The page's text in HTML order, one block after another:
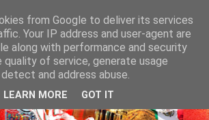
from Google to deliver its services
Your IP address and user-agent are
along with performance and security
of service, generate usage
and address abuse.
LEARN MORE GOT IT